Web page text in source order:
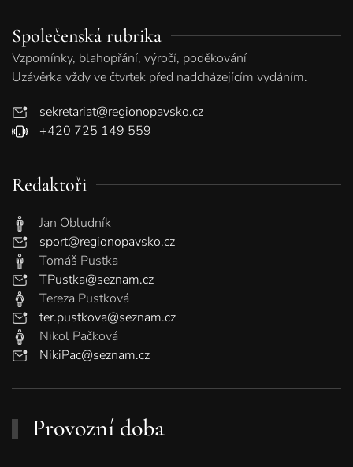
Společenská rubrika
Vzpomínky, blahopřání, výročí, poděkování
Uzávěrka vždy ve čtvrtek před nadcházejícím vydáním.
sekretariat@regionopavsko.cz
+420 725 149 559
Redaktoři
Jan Obludník
sport@regionopavsko.cz
Tomáš Pustka
TPustka@seznam.cz
Tereza Pustková
ter.pustkova@seznam.cz
Nikol Pačková
NikiPac@seznam.cz
Provozní doba